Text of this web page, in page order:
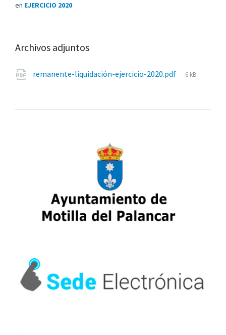
en EJERCICIO 2020
Archivos adjuntos
remanente-liquidación-ejercicio-2020.pdf
Tamaño
6 kB